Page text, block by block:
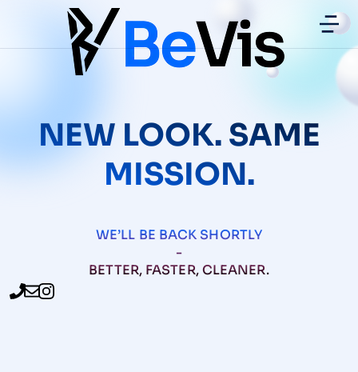
NEW LOOK. SAME
MISSION.
WE’LL BE BACK SHORTLY
-
BETTER, FASTER, CLEANER.